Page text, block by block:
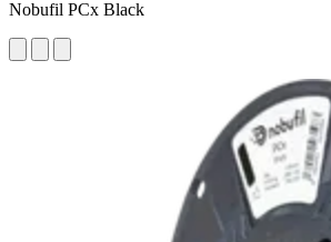
Nobufil PCx Black